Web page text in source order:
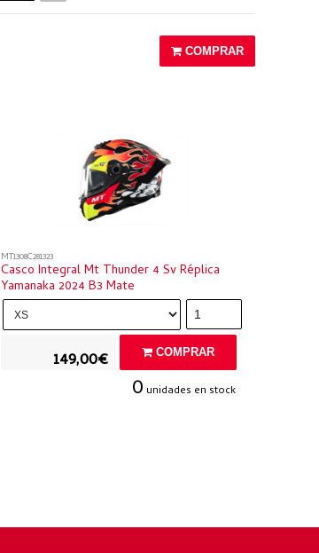
COMPRAR
MT1308C281323
Casco Integral Mt Thunder 4 Sv Réplica
Yamanaka 2024 B3 Mate
149,00€ COMPRAR
0 unidades en stock